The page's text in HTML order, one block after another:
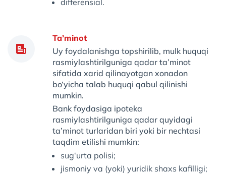
Ta’minot
Uy foydalanishga topshirilib, mulk huquqi
rasmiylashtirilguniga qadar ta’minot
sifatida xarid qilinayotgan xonadon
bo‘yicha talab huquqi qabul qilinishi
mumkin.
Bank foydasiga ipoteka
rasmiylashtirilguniga qadar quyidagi
ta’minot turlaridan biri yoki bir nechtasi
taqdim etilishi mumkin:
sug‘urta polisi;
jismoniy va (yoki) yuridik shaxs kafilligi;